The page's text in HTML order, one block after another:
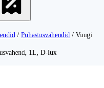
/ Puhastusvahendid / Vuugi
1L, D-lux